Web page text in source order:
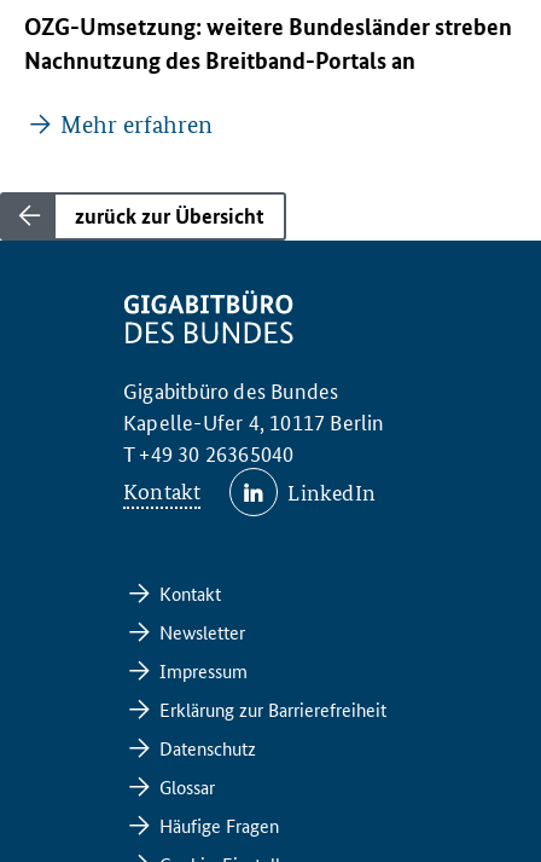
OZG-Umsetzung: weitere Bundesländer streben
Nachnutzung des Breitband-Portals an
Mehr erfahren
zurück zur Übersicht
Gigabitbüro des Bundes
Kapelle-Ufer 4, 10117 Berlin
T +49 30 26365040
Kontakt LinkedIn
Kontakt
Newsletter
Impressum
Erklärung zur Barrierefreiheit
Datenschutz
Glossar
Häufige Fragen